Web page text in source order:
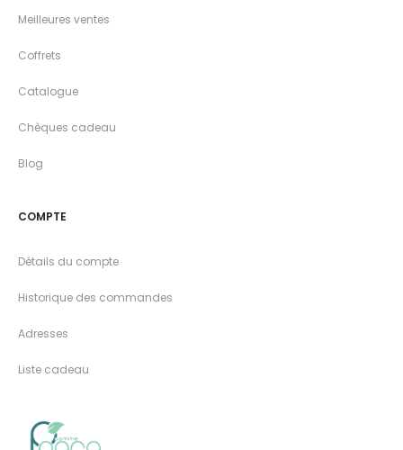
Meilleures ventes
Coffrets
Catalogue
Chèques cadeau
Blog
COMPTE
Détails du compte
Historique des commandes
Adresses
Liste cadeau